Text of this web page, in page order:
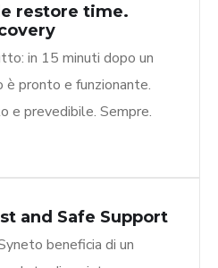
restore time.
in 15 minuti dopo un
pronto e funzionante.
e prevedibile. Sempre.
and Safe Support
beneficia di un